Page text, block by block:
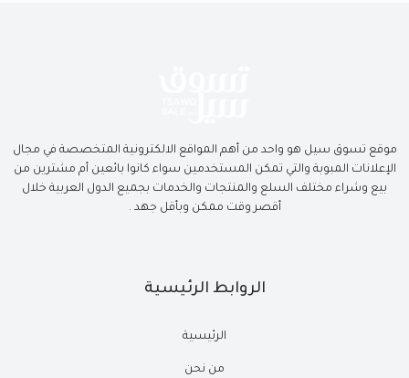
موقع تسوق سيل هو واحد من أهم المواقع الالكترونية المتخصصة في مجال
الإعلانات المبوبة والتي تمكن المستخدمين سواء كانوا بائعين أم مشترين من
بيع وشراء مختلف السلع والمنتجات والخدمات بجميع الدول العربية خلال
أقصر وقت ممكن وبأقل جهد .
الروابط الرئيسية
الرئيسية
من نحن